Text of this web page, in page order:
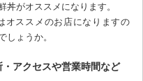
がオススメになります。
オススメのお店になりますの
しょうか。
アクセスや営業時間など